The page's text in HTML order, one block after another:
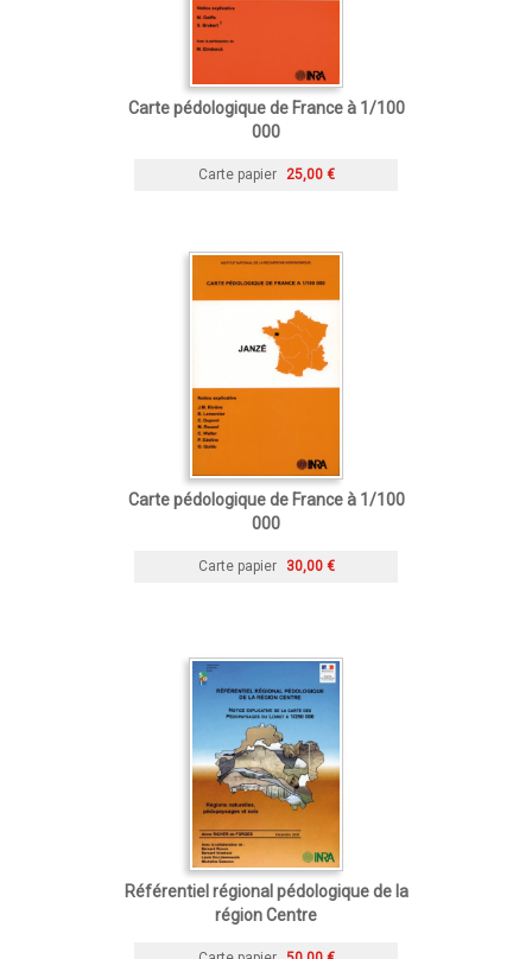
Carte pédologique de France à 1/100
000
Carte papier 25,00 €
Carte pédologique de France à 1/100
000
Carte papier 30,00 €
Référentiel régional pédologique de la
région Centre